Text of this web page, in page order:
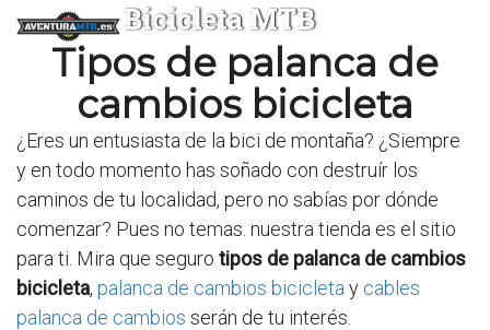
Bicicleta MTB
Tipos de palanca de
cambios bicicleta
¿Eres un entusiasta de la bici de montaña? ¿Siempre
y en todo momento has soñado con destruír los
caminos de tu localidad, pero no sabías por dónde
comenzar? Pues no temas. nuestra tienda es el sitio
para ti. Mira que seguro tipos de palanca de cambios
bicicleta, palanca de cambios bicicleta y cables
palanca de cambios serán de tu interés.